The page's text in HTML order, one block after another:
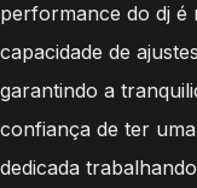
performance do dj é
capacidade de
garantindo a
confiança de ter
dedicada